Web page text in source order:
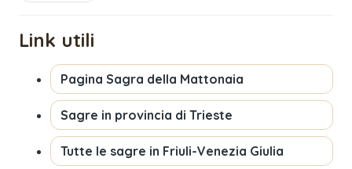
Link utili
Pagina Sagra della Mattonaia
Sagre in provincia di Trieste
Tutte le sagre in Friuli-Venezia Giulia